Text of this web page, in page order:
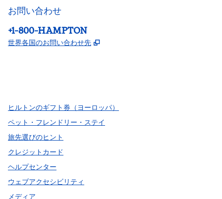
お問い合わせ
電話：
+1-800-HAMPTON
世界各国のお問い合わせ先 ,
ヒルトンのギフト券（ヨーロッパ）
ペット・フレンドリー・ステイ
旅先選びのヒント
クレジットカード
ヘルプセンター
ウェブアクセシビリティ
メディア